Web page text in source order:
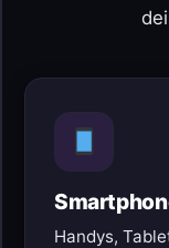
Handys,